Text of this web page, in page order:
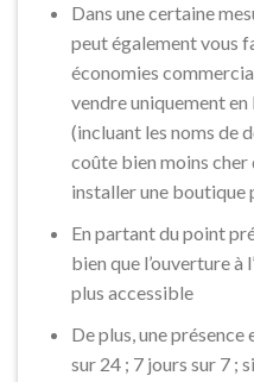
Dans une certaine
peut également vous
économies
vendre uniquement
(incluant les noms de
coûte bien moins cher
installer une boutique
En partant du point
bien que l’ouverture à
plus accessible
De plus, une présence
sur 24 ; 7 jours sur 7 ;